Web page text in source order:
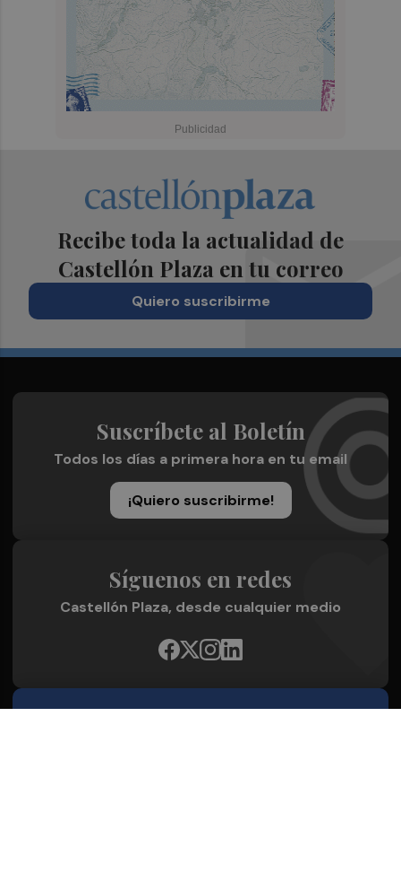
Recibe toda la actualidad de
Castellón Plaza en tu correo
Quiero suscribirme
Suscríbete al Boletín
Todos los días a primera hora en tu email
¡Quiero suscribirme!
Síguenos en redes
Castellón Plaza, desde cualquier medio